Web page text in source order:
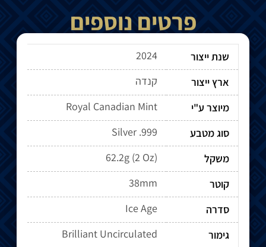
פרטים נוספים
שנת ייצור
2024
ארץ ייצור
קנדה
מיוצר ע"י
Royal Canadian Mint
סוג מטבע
Silver .999
משקל
62.2g (2 Oz)
קוטר
38mm
סדרה
Ice Age
גימור
Brilliant Uncirculated